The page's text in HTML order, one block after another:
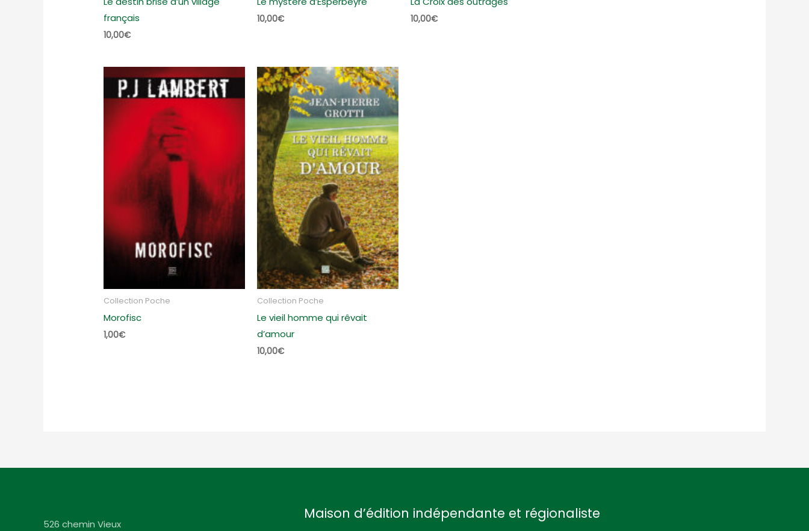
français
10,00€
10,00€ 10,00€
Collection Poche
Morofisc
1,00€
Collection Poche
Le vieil homme qui rêvait
d’amour
10,00€
526 chemin Vieux
Maison d’édition indépendante et régionaliste